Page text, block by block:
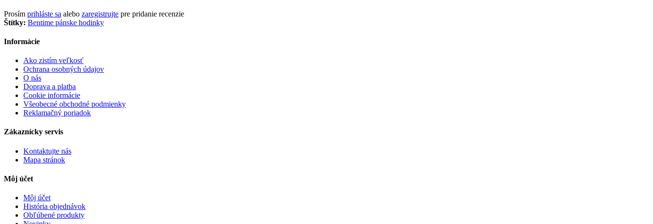
Prosím prihláste sa alebo zaregistrujte pre pridanie recenzie
Štítky: Bentime pánske hodinky
Informácie
Ako zistím veľkosť
Ochrana osobných údajov
O nás
Doprava a platba
Cookie informácie
Všeobecné obchodné podmienky
Reklamačný poriadok
Zákaznícky servis
Kontaktujte nás
Mapa stránok
Môj účet
Môj účet
História objednávok
Obľúbené produkty